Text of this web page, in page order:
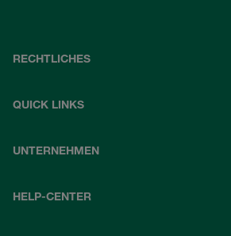
RECHTLICHES
QUICK LINKS
UNTERNEHMEN
HELP-CENTER